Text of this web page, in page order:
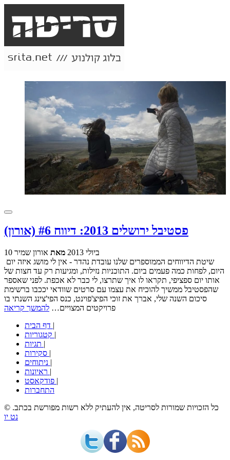
פסטיבל ירושלים 2013: דיווח #6 (אורון)
10 ביולי 2013 מאת אורון שמיר
היום, לפחות כמה פעמים ביום. התוכניות נזילות, ומגיעות רק עד חצות של
אותו יום ספציפי, תקראו לו איך שתרצו, לי כבר לא אכפת. לפני שאספר
שהפסטיבל ממשיך להוכיח את עצמו עם סרטים שוודאי יככבו ברשימת
סיכום השנה שלי, אברך את זוכי הפיצ'פוינט, כנס הפי'צינג השנתי בו
פרויקטים המצויים… להמשך קריאה
|
|
|
|
|
|
|
התחברות
© כל הזכויות שמורות לסריטה, אין להעתיק ללא רשות מפורשת בכתב.
נט יו